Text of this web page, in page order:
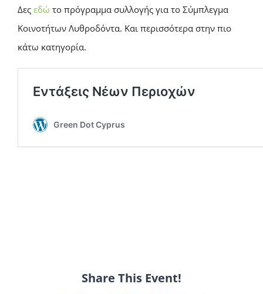
Δες εδώ το πρόγραμμα συλλογής για το Σύμπλεγμα
Κοινοτήτων Λυθροδόντα. Και περισσότερα στην πιο
κάτω κατηγορία.
Share This Event!